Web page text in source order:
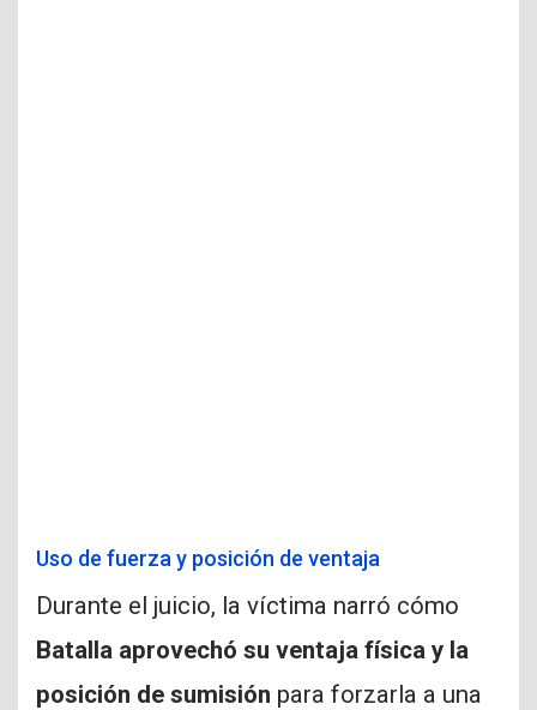
Uso de fuerza y posición de ventaja
Durante el juicio, la víctima narró cómo
Batalla aprovechó su ventaja física y la
posición de sumisión para forzarla a una